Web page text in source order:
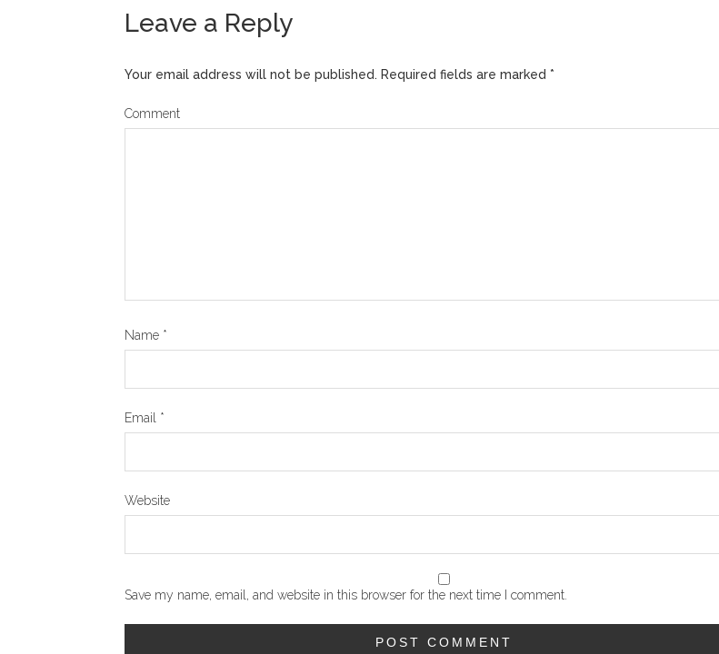
Leave a Reply
Your email address will not be published. Required fields are marked *
Comment
Name *
Email *
Website
Save my name, email, and website in this browser for the next time I comment.